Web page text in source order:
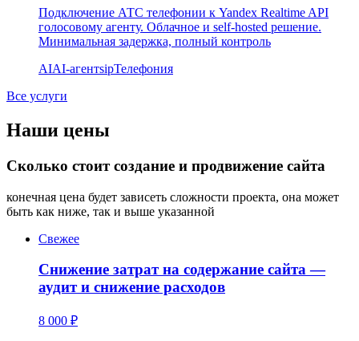
Подключение АТС телефонии к Yandex Realtime API
голосовому агенту. Облачное и self-hosted решение.
Минимальная задержка, полный контроль
AIAI-агентsipТелефония
Все услуги
Наши цены
Сколько стоит создание и продвижение сайта
конечная цена будет зависеть сложности проекта, она может
быть как ниже, так и выше указанной
Свежее
Снижение затрат на содержание сайта —
аудит и снижение расходов
8 000 ₽